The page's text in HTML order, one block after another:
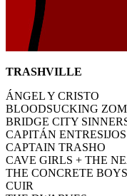
TRASHVILLE
ÁNGEL Y CRISTO
BLOODSUCKING
BRIDGE CITY
CAPITÁN ENTRESIJOS
CAPTAIN TRASHO
CAVE GIRLS + THE
THE CONCRETE BOYS
CUIR